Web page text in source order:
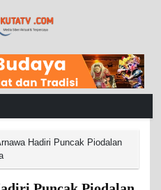
Hadiri Puncak Piodalan